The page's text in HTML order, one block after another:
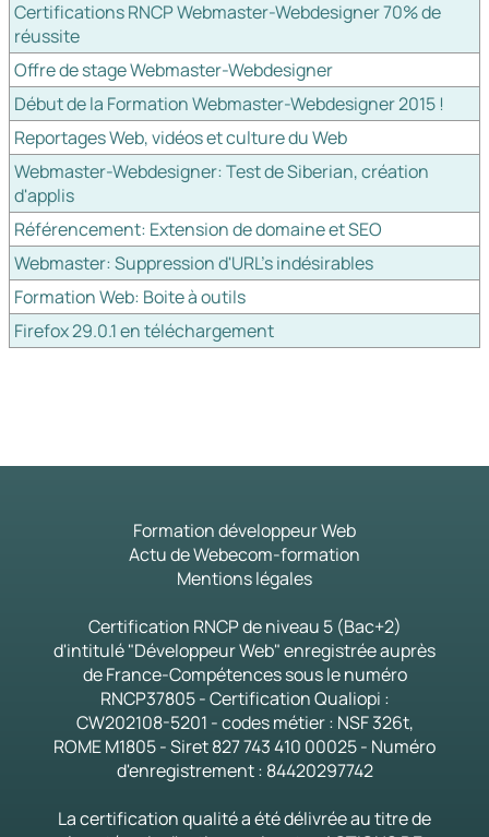
Certifications RNCP Webmaster-Webdesigner 70% de
réussite
Offre de stage Webmaster-Webdesigner
Début de la Formation Webmaster-Webdesigner 2015 !
Reportages Web, vidéos et culture du Web
Webmaster-Webdesigner: Test de Siberian, création
d'applis
Référencement: Extension de domaine et SEO
Webmaster: Suppression d'URL's indésirables
Formation Web: Boite à outils
Firefox 29.0.1 en téléchargement
Formation développeur Web
Actu de Webecom-formation
Mentions légales
Certification RNCP de niveau 5 (Bac+2)
d'intitulé "Développeur Web" enregistrée auprès
de France-Compétences sous le numéro
RNCP37805 - Certification Qualiopi :
CW202108-5201 - codes métier : NSF 326t,
ROME M1805 - Siret 827 743 410 00025 - Numéro
d'enregistrement : 84420297742
La certification qualité a été délivrée au titre de